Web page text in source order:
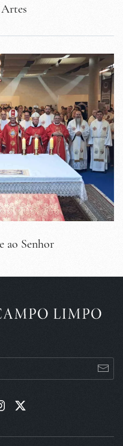
ao Senhor